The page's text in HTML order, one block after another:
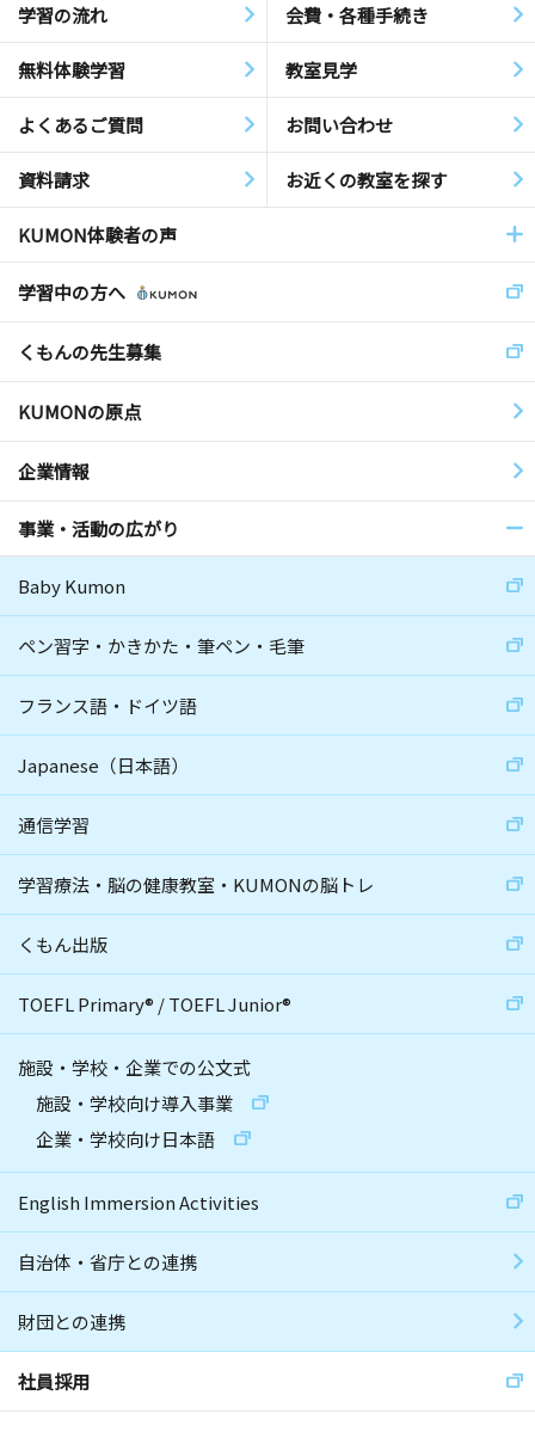
学習の流れ 会費・各種手続き
無料体験学習 教室見学
よくあるご質問 お問い合わせ
資料請求 お近くの教室を探す
KUMON体験者の声
学習中の方へ
くもんの先生募集
KUMONの原点
企業情報
事業・活動の広がり
Baby Kumon
ペン習字・かきかた・筆ペン・毛筆
フランス語・ドイツ語
Japanese（日本語）
通信学習
学習療法・脳の健康教室・KUMONの脳トレ
くもん出版
TOEFL Primary® /TOEFL Junior®
施設・学校・企業での公文式
施設・学校向け導入事業
企業・学校向け日本語
English Immersion Activities
自治体・省庁との連携
財団との連携
社員採用